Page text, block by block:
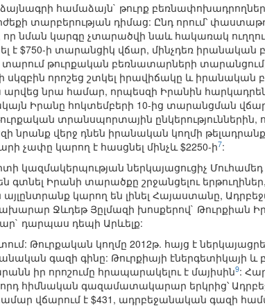
համաձայն` թուրք
տարբերության դիմաց: Ընդ որում՝
նման կարգը չտարածվի նաև հակառակ
է $750-ի տարանցիկ վճար, մինչդեռ իրանական
թուրքական բեռնատարների
սկզբին որոշեց շտկել իրավիճակը և
նրա համար, որպեսզի Իրանին հարկադրեն
Իրանը հոկտեմբերի 10-ից տարանցման
տրանսպորտային ընկերություններին,
նրանք վերջ դնեն իրանական կողմի
չափը կարող է հասցնել մինչև $2250-ի7:
ներկայացուցիչ Մուհամեդ
Իրանի տարածքը շրջանցելու
կարող են լինել Հայաստանը,
Ջևդեթ Յըլմազի խոսքերով` Թուրքիան
դարպաս դեպի Արևելք:
Թուրքական կողմը 2012թ. հայց է
գազի գինը: Թուրքիայի էներգետիկայի և
իր որոշումը հրապարակելու է մայիսին9:
հիմնական գազամատակարար երկրից՝
վճարում է $431, ադրբեջանական գազի